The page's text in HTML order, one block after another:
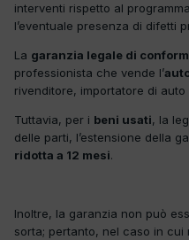
interventi rispetto al
l’eventuale presenza di difetti
La garanzia legale di
professionista che vende l’
rivenditore, importatore di auto
Tuttavia, per i beni usati, la
delle parti, l’estensione della
ridotta a 12 mesi.
Inoltre, la garanzia non può
sorta; pertanto, nel caso in